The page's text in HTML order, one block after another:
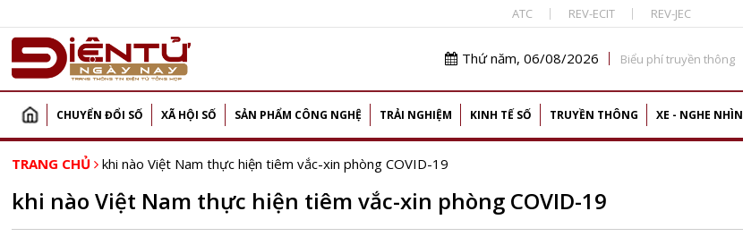
ATC REV-ECIT REV-JEC
Thứ năm, 06/08/2026 Biểu phí truyền thông
CHUYỂN ĐỔI SỐ XÃ HỘI SỐ SẢN PHẨM CÔNG NGHỆ TRẢI NGHIỆM KINH TẾ SỐ TRUYỀN THÔNG XE - NGHE NHÌN
TRANG CHỦ khi nào Việt Nam thực hiện tiêm vắc-xin phòng COVID-19
khi nào Việt Nam thực hiện tiêm vắc-xin phòng COVID-19